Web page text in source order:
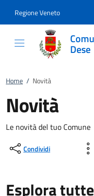
Regione Veneto
Dese
Home / Novità
Novità
Le novità del tuo Comune
Condividi
Esplora